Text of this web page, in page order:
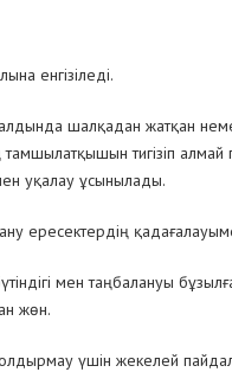
енгізіледі.
шалқадан жатқан
тигізіп
уқалау ұсынылады.
ересектердің
мен таңбалануы
жөн.
үшін жекелей